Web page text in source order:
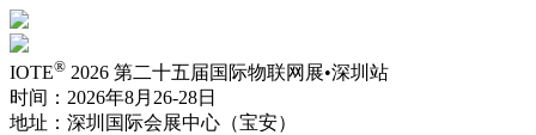
IOTE® 2026 第二十五届国际物联网展•深圳站
时间：2026年8月26-28日
地址：深圳国际会展中心（宝安）